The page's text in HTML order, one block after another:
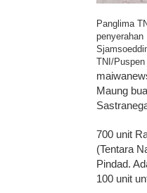
Panglima
penyerahan
TNI/Puspen
Maung
700 unit
(Tentara
Pindad.
100 unit